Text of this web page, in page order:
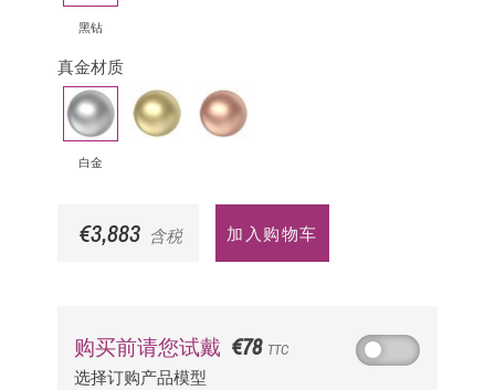
黑钻
真金材质
白
金
白金
黄
金
玫
瑰
€3,883 含税 加入购物车
购买前请您试戴 €78 TTC
选择订购产品模型